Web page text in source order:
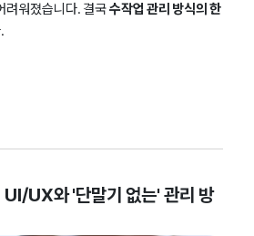
려워졌습니다. 결국수작업 관리 방식의 한
UI/UX와 '단말기 없는' 관리 방